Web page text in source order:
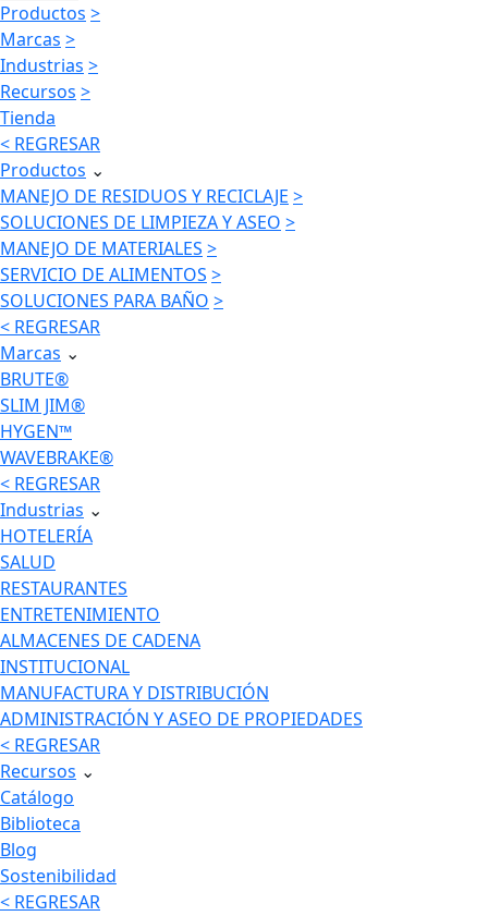
Productos >
Marcas >
Industrias >
Recursos >
Tienda
< REGRESAR
Productos ⌄
MANEJO DE RESIDUOS Y RECICLAJE >
SOLUCIONES DE LIMPIEZA Y ASEO >
MANEJO DE MATERIALES >
SERVICIO DE ALIMENTOS >
SOLUCIONES PARA BAÑO >
< REGRESAR
Marcas ⌄
BRUTE®
SLIM JIM®
HYGEN™
WAVEBRAKE®
< REGRESAR
Industrias ⌄
HOTELERÍA
SALUD
RESTAURANTES
ENTRETENIMIENTO
ALMACENES DE CADENA
INSTITUCIONAL
MANUFACTURA Y DISTRIBUCIÓN
ADMINISTRACIÓN Y ASEO DE PROPIEDADES
< REGRESAR
Recursos ⌄
Catálogo
Biblioteca
Blog
Sostenibilidad
< REGRESAR